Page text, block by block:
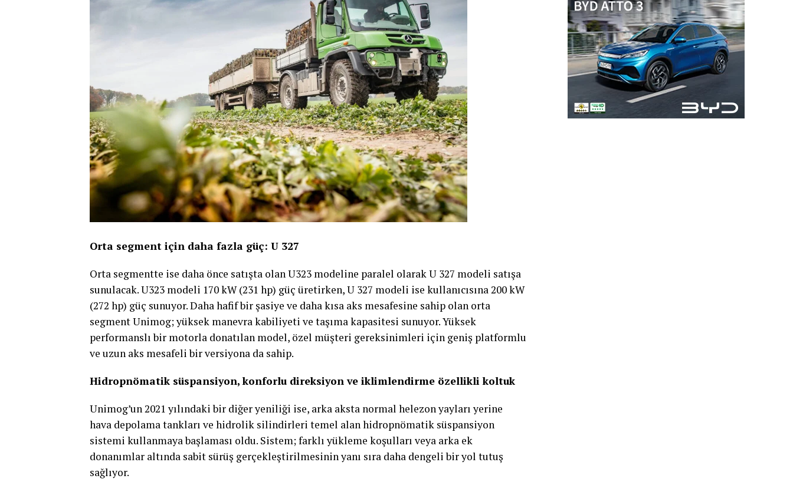
Orta segment için daha fazla güç: U 327
Orta segmentte ise daha önce satışta olan U323 modeline paralel olarak U 327 modeli satışa
sunulacak. U323 modeli 170 kW (231 hp) güç üretirken, U 327 modeli ise kullanıcısına 200 kW
(272 hp) güç sunuyor. Daha hafif bir şasiye ve daha kısa aks mesafesine sahip olan orta
segment Unimog; yüksek manevra kabiliyeti ve taşıma kapasitesi sunuyor. Yüksek
performanslı bir motorla donatılan model, özel müşteri gereksinimleri için geniş platformlu
ve uzun aks mesafeli bir versiyona da sahip.
Hidropnömatik süspansiyon, konforlu direksiyon ve iklimlendirme özellikli koltuk
Unimog’un 2021 yılındaki bir diğer yeniliği ise, arka aksta normal helezon yayları yerine
hava depolama tankları ve hidrolik silindirleri temel alan hidropnömatik süspansiyon
sistemi kullanmaya başlaması oldu. Sistem; farklı yükleme koşulları veya arka ek
donanımlar altında sabit sürüş gerçekleştirilmesinin yanı sıra daha dengeli bir yol tutuş
sağlıyor.